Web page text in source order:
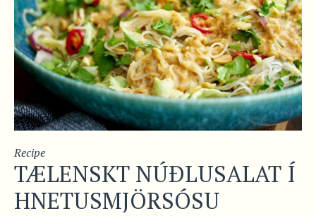
Recipe
TÆLENSKT NÚÐLUSALAT Í
HNETUSMJÖRSÓSU